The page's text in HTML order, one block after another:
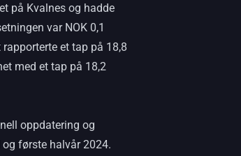
på Kvalnes og hadde
var NOK 0,1
et tap på 18,8
med et tap på 18,2
oppdatering og
første halvår 2024.